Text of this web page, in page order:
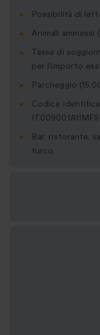
Possibilità di
Animali
Tassa di
per l'importo
Parcheggio
Codice
Bar, ristorante,
turco.